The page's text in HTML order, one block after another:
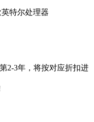
英特尔处理器
2-3年，将按对应折扣进